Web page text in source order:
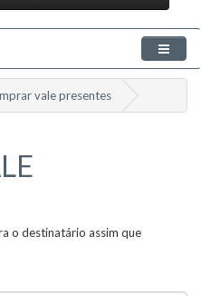
vale presentes
o destinatário assim que